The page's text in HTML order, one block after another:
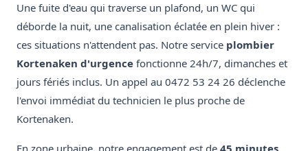
Une fuite d'eau qui traverse un plafond, un WC qui
déborde la nuit, une canalisation éclatée en plein hiver :
ces situations n'attendent pas. Notre service plombier
Kortenaken d'urgence fonctionne 24h/7, dimanches et
jours fériés inclus. Un appel au 0472 53 24 26 déclenche
l'envoi immédiat du technicien le plus proche de
Kortenaken.